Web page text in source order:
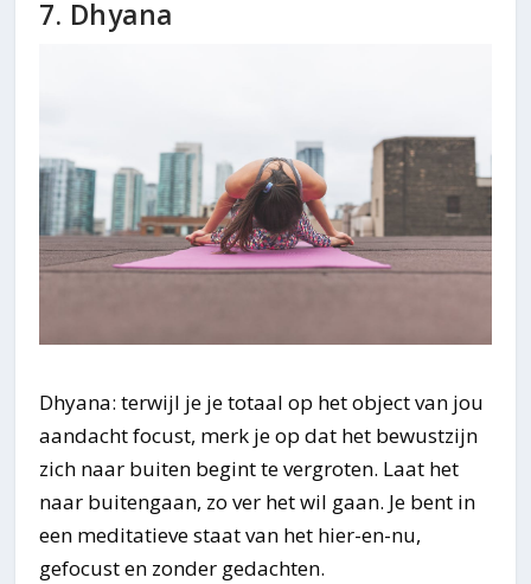
7. Dhyana
Dhyana: terwijl je je totaal op het object van jou
aandacht focust, merk je op dat het bewustzijn
zich naar buiten begint te vergroten. Laat het
naar buitengaan, zo ver het wil gaan. Je bent in
een meditatieve staat van het hier-en-nu,
gefocust en zonder gedachten.